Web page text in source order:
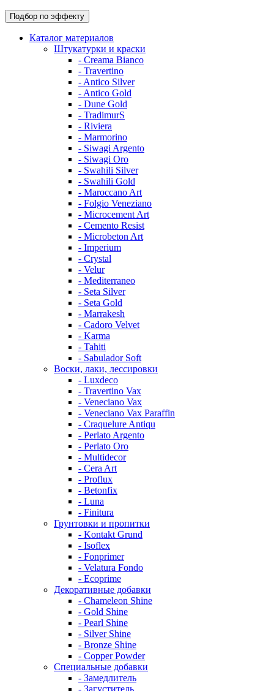
Подбор по эффекту
Каталог материалов
Штукатурки и краски
- Creama Bianco
- Travertino
- Antico Silver
- Antico Gold
- Dune Gold
- TradimurS
- Riviera
- Marmorino
- Siwagi Argento
- Siwagi Oro
- Swahili Silver
- Swahili Gold
- Maroccano Art
- Folgio Veneziano
- Microcement Art
- Cemento Resist
- Microbeton Art
- Imperium
- Crystal
- Velur
- Mediterraneo
- Seta Silver
- Seta Gold
- Marrakesh
- Cadoro Velvet
- Karma
- Tahiti
- Sabulador Soft
Воски, лаки, лессировки
- Luxdeco
- Travertino Vax
- Veneciano Vax
- Veneciano Vax Paraffin
- Craquelure Antiqu
- Perlato Argento
- Perlato Oro
- Multidecor
- Cera Art
- Proflux
- Betonfix
- Luna
- Finitura
Грунтовки и пропитки
- Kontakt Grund
- Isoflex
- Fonprimer
- Velatura Fondo
- Ecoprime
Декоративные добавки
- Chameleon Shine
- Gold Shine
- Pearl Shine
- Silver Shine
- Bronze Shine
- Copper Powder
Специальные добавки
- Замедлитель
- Загуститель